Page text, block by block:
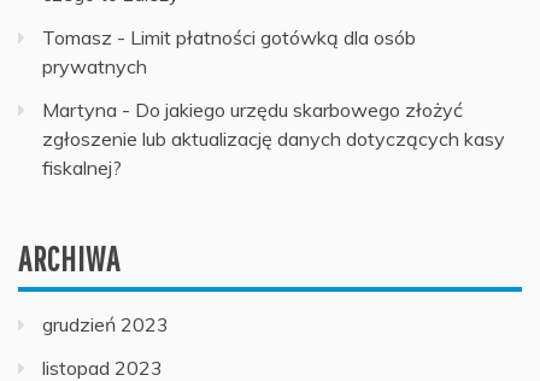
Tomasz - Limit płatności gotówką dla osób
prywatnych
Martyna - Do jakiego urzędu skarbowego złożyć
zgłoszenie lub aktualizację danych dotyczących kasy
fiskalnej?
ARCHIWA
grudzień 2023
listopad 2023